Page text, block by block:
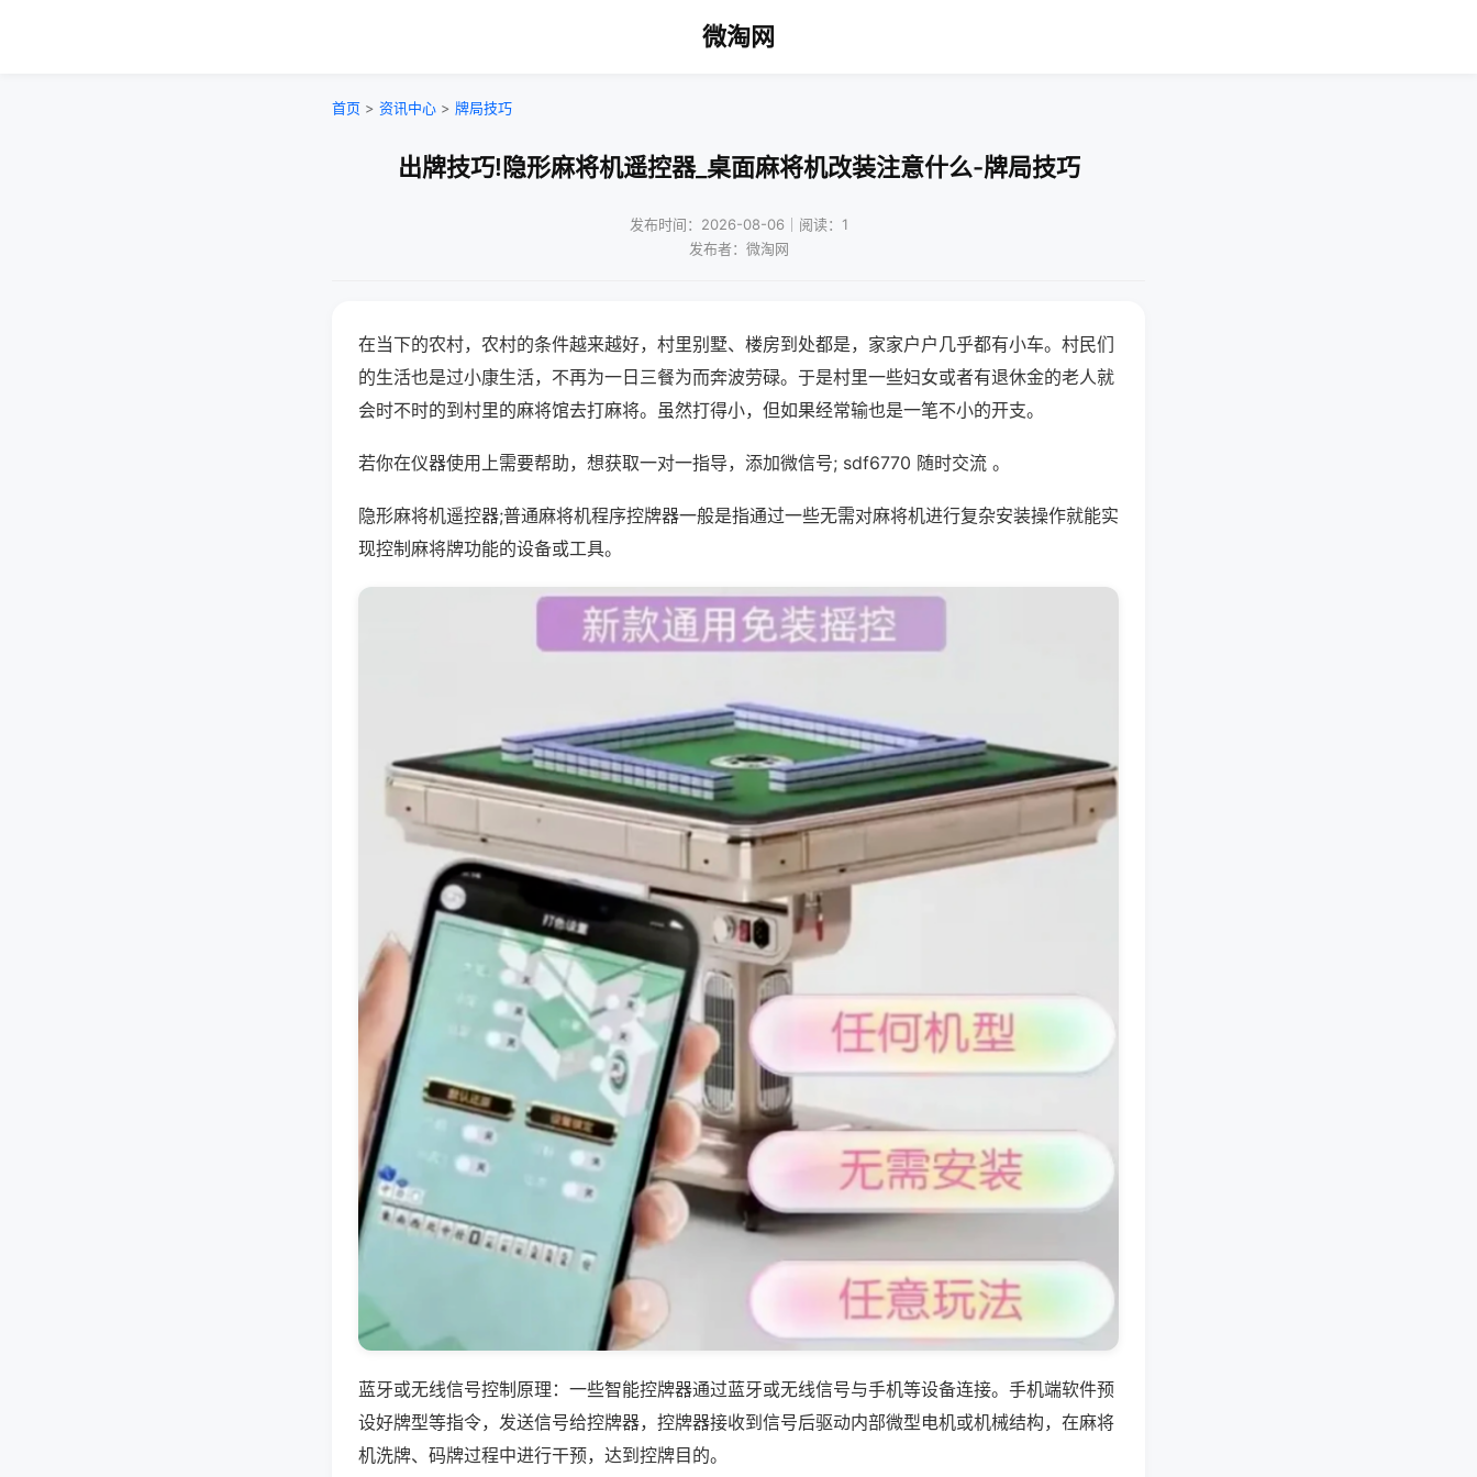
微淘网
首页 > 资讯中心 > 牌局技巧
出牌技巧!隐形麻将机遥控器_桌面麻将机改装注意什么-牌局技巧
发布时间：2026-08-06｜阅读：1
发布者：微淘网
在当下的农村，农村的条件越来越好，村里别墅、楼房到处都是，家家户户几乎都有小车。村民们
的生活也是过小康生活，不再为一日三餐为而奔波劳碌。于是村里一些妇女或者有退休金的老人就
会时不时的到村里的麻将馆去打麻将。虽然打得小，但如果经常输也是一笔不小的开支。
若你在仪器使用上需要帮助，想获取一对一指导，添加微信号; sdf6770 随时交流 。
隐形麻将机遥控器;普通麻将机程序控牌器一般是指通过一些无需对麻将机进行复杂安装操作就能实
现控制麻将牌功能的设备或工具。
蓝牙或无线信号控制原理：一些智能控牌器通过蓝牙或无线信号与手机等设备连接。手机端软件预
设好牌型等指令，发送信号给控牌器，控牌器接收到信号后驱动内部微型电机或机械结构，在麻将
机洗牌、码牌过程中进行干预，达到控牌目的。